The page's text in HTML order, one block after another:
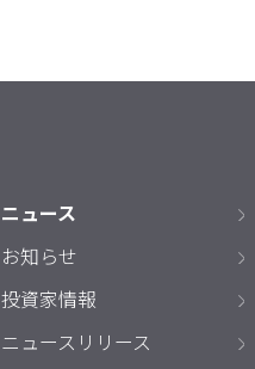
ニュース
お知らせ
投資家情報
ニュースリリース